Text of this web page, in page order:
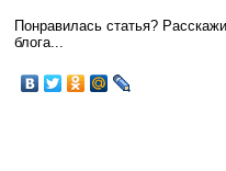
Понравилась статья?
блога...